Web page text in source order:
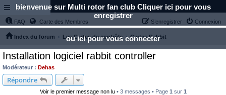
bienvenue sur Multi rotor fan club Cliquer ici pour vous
enregistrer
ou ici pour vous connecter
Links
FAQ Carte des Membres Connexion
S’enregistrer
Index du forum Les Cartes de contrôle Cartes Rabbit
Installation logiciel rabbit controller
Modérateur : Dehas
Répondre
Voir le premier message non lu• 3 messages • Page 1 sur 1